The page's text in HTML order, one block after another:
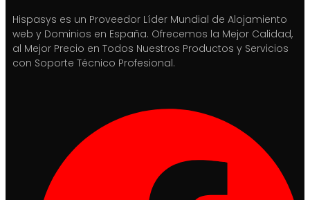
Hispasys es un Proveedor Líder Mundial de Alojamiento
web y Dominios en España. Ofrecemos la Mejor Calidad,
al Mejor Precio en Todos Nuestros Productos y Servicios
con Soporte Técnico Profesional.